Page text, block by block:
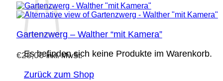
Es befinden sich keine Produkte im Warenkorb.
Zurück zum Shop
Gartenzwerg – Walther “mit Kamera”
€28,00 inkl. MwSt.